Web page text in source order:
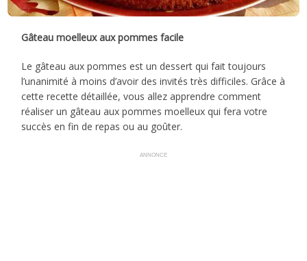
Gâteau moelleux aux pommes facile
Le gâteau aux pommes est un dessert qui fait toujours
l’unanimité à moins d’avoir des invités très difficiles. Grâce à
cette recette détaillée, vous allez apprendre comment
réaliser un gâteau aux pommes moelleux qui fera votre
succès en fin de repas ou au goûter.
ANNONCE